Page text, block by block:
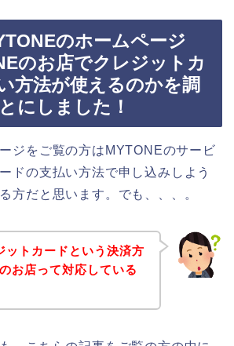
のホームページ
のお店でクレジットカ
方法が使えるのかを調
にしました！
ジをご覧の方はMYTONEのサービ
ドの支払い方法で申し込みしよう
方だと思います。でも、、、。
ットカードという決済方
お店って対応している